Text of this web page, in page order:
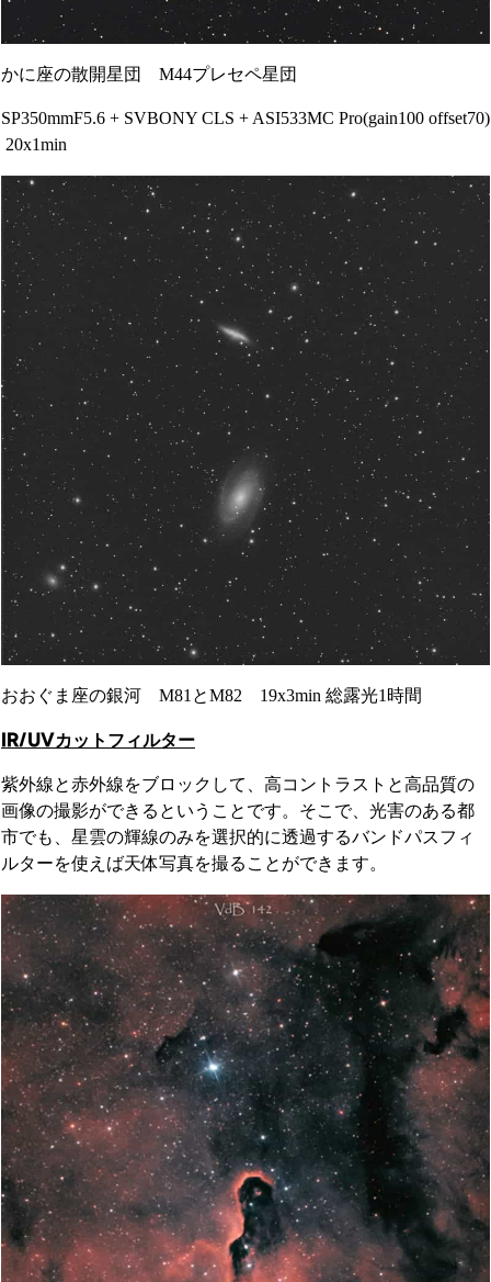
かに座の散開星団 M44プレセペ星団
SP350mmF5.6 + SVBONY CLS + ASI533MC Pro(gain100 offset70)
20x1min
おおぐま座の銀河 M81とM82 19x3min 総露光1時間
IR/UVカットフィルター
紫外線と赤外線をブロックして、高コントラストと高品質の
画像の撮影ができるということです。そこで、光害のある都
市でも、星雲の輝線のみを選択的に透過するバンドパスフィ
ルターを使えば天体写真を撮ることができます。